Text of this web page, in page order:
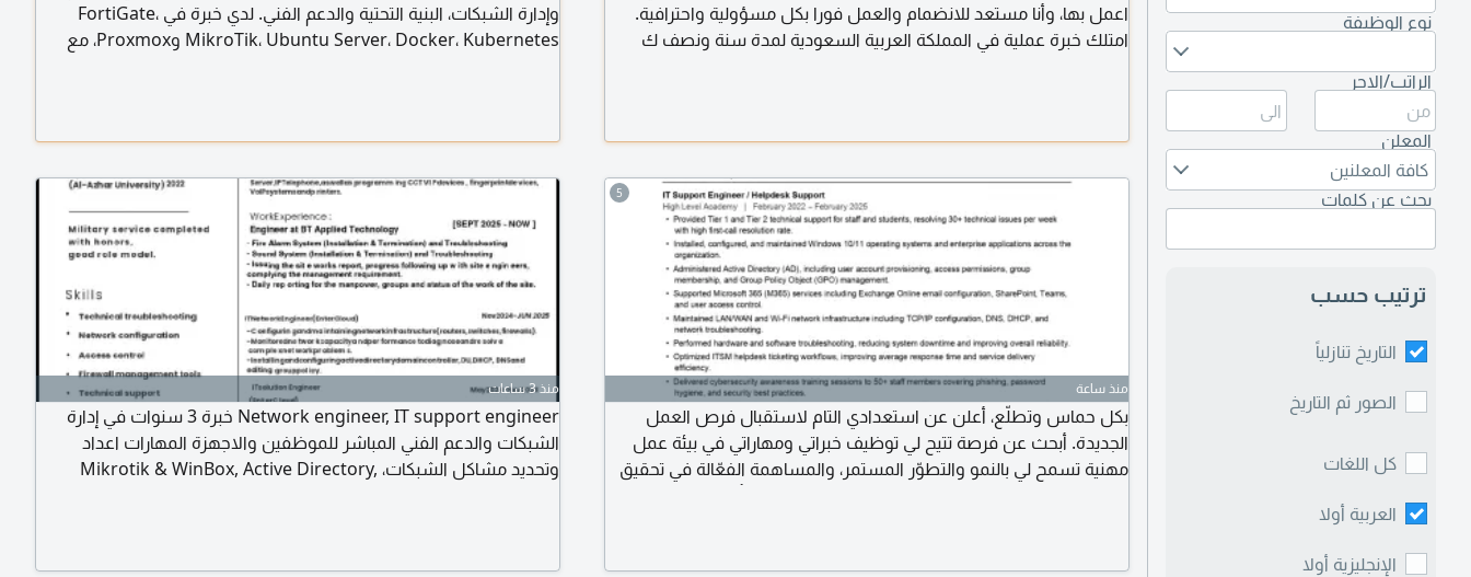
نوع الوظيفة
الراتب/الاجر
المعلن
كافة المعلنين
بحث عن كلمات
ترتيب حسب
التاريخ تنازلياً
الصور ثم التاريخ
كل اللغات
العربية أولا
الإنجليزية أولا
اعمل بها، وأنا مستعد للانضمام والعمل فورا بكل مسؤولية واحترافية.
امتلك خبرة عملية في المملكة العربية السعودية لمدة سنة ونصف ك
Microsoft
وإدارة الشبكات، البنية التحتية والدعم الفني. لدي خبرة في FortiGate،
MikroTik، Ubuntu Server، Docker، Kubernetes وProxmox، مع
5
منذ ساعة
بكل حماس وتطلّع، أعلن عن استعدادي التام لاستقبال فرص العمل
الجديدة. أبحث عن فرصة تتيح لي توظيف خبراتي ومهاراتي في بيئة عمل
مهنية تسمح لي بالنمو والتطوّر المستمر، والمساهمة الفعّالة في تحقيق
منذ 3 ساعات
Network engineer, IT support engineer خبرة 3 سنوات في إدارة
الشبكات والدعم الفني المباشر للموظفين والاجهزة المهارات اعداد
وتحديد مشاكل الشبكات، Mikrotik & WinBox, Active Directory,